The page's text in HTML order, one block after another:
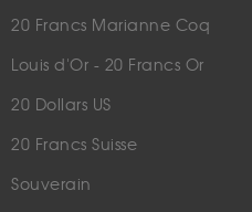
20 Francs Marianne Coq
Louis d'Or - 20 Francs Or
20 Dollars US
20 Francs Suisse
Souverain